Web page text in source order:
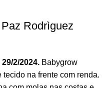
Rodrìguez
2/2024. Babygrow
na frente com renda.